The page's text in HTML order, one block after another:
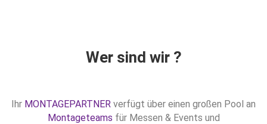
Wer sind wir ?
Ihr MONTAGEPARTNER verfügt über einen großen Pool an
Montageteams für Messen & Events und